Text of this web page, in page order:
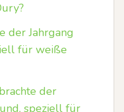
der Jahrgang
für weiße
der
speziell für